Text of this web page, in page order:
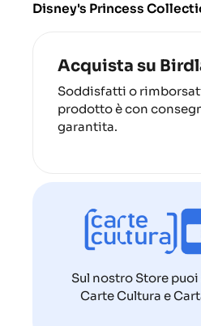
Disney's Princess
Acquista su
Soddisfatti o
prodotto è con
garantita.
Sul nostro Store
Carte Cultura e